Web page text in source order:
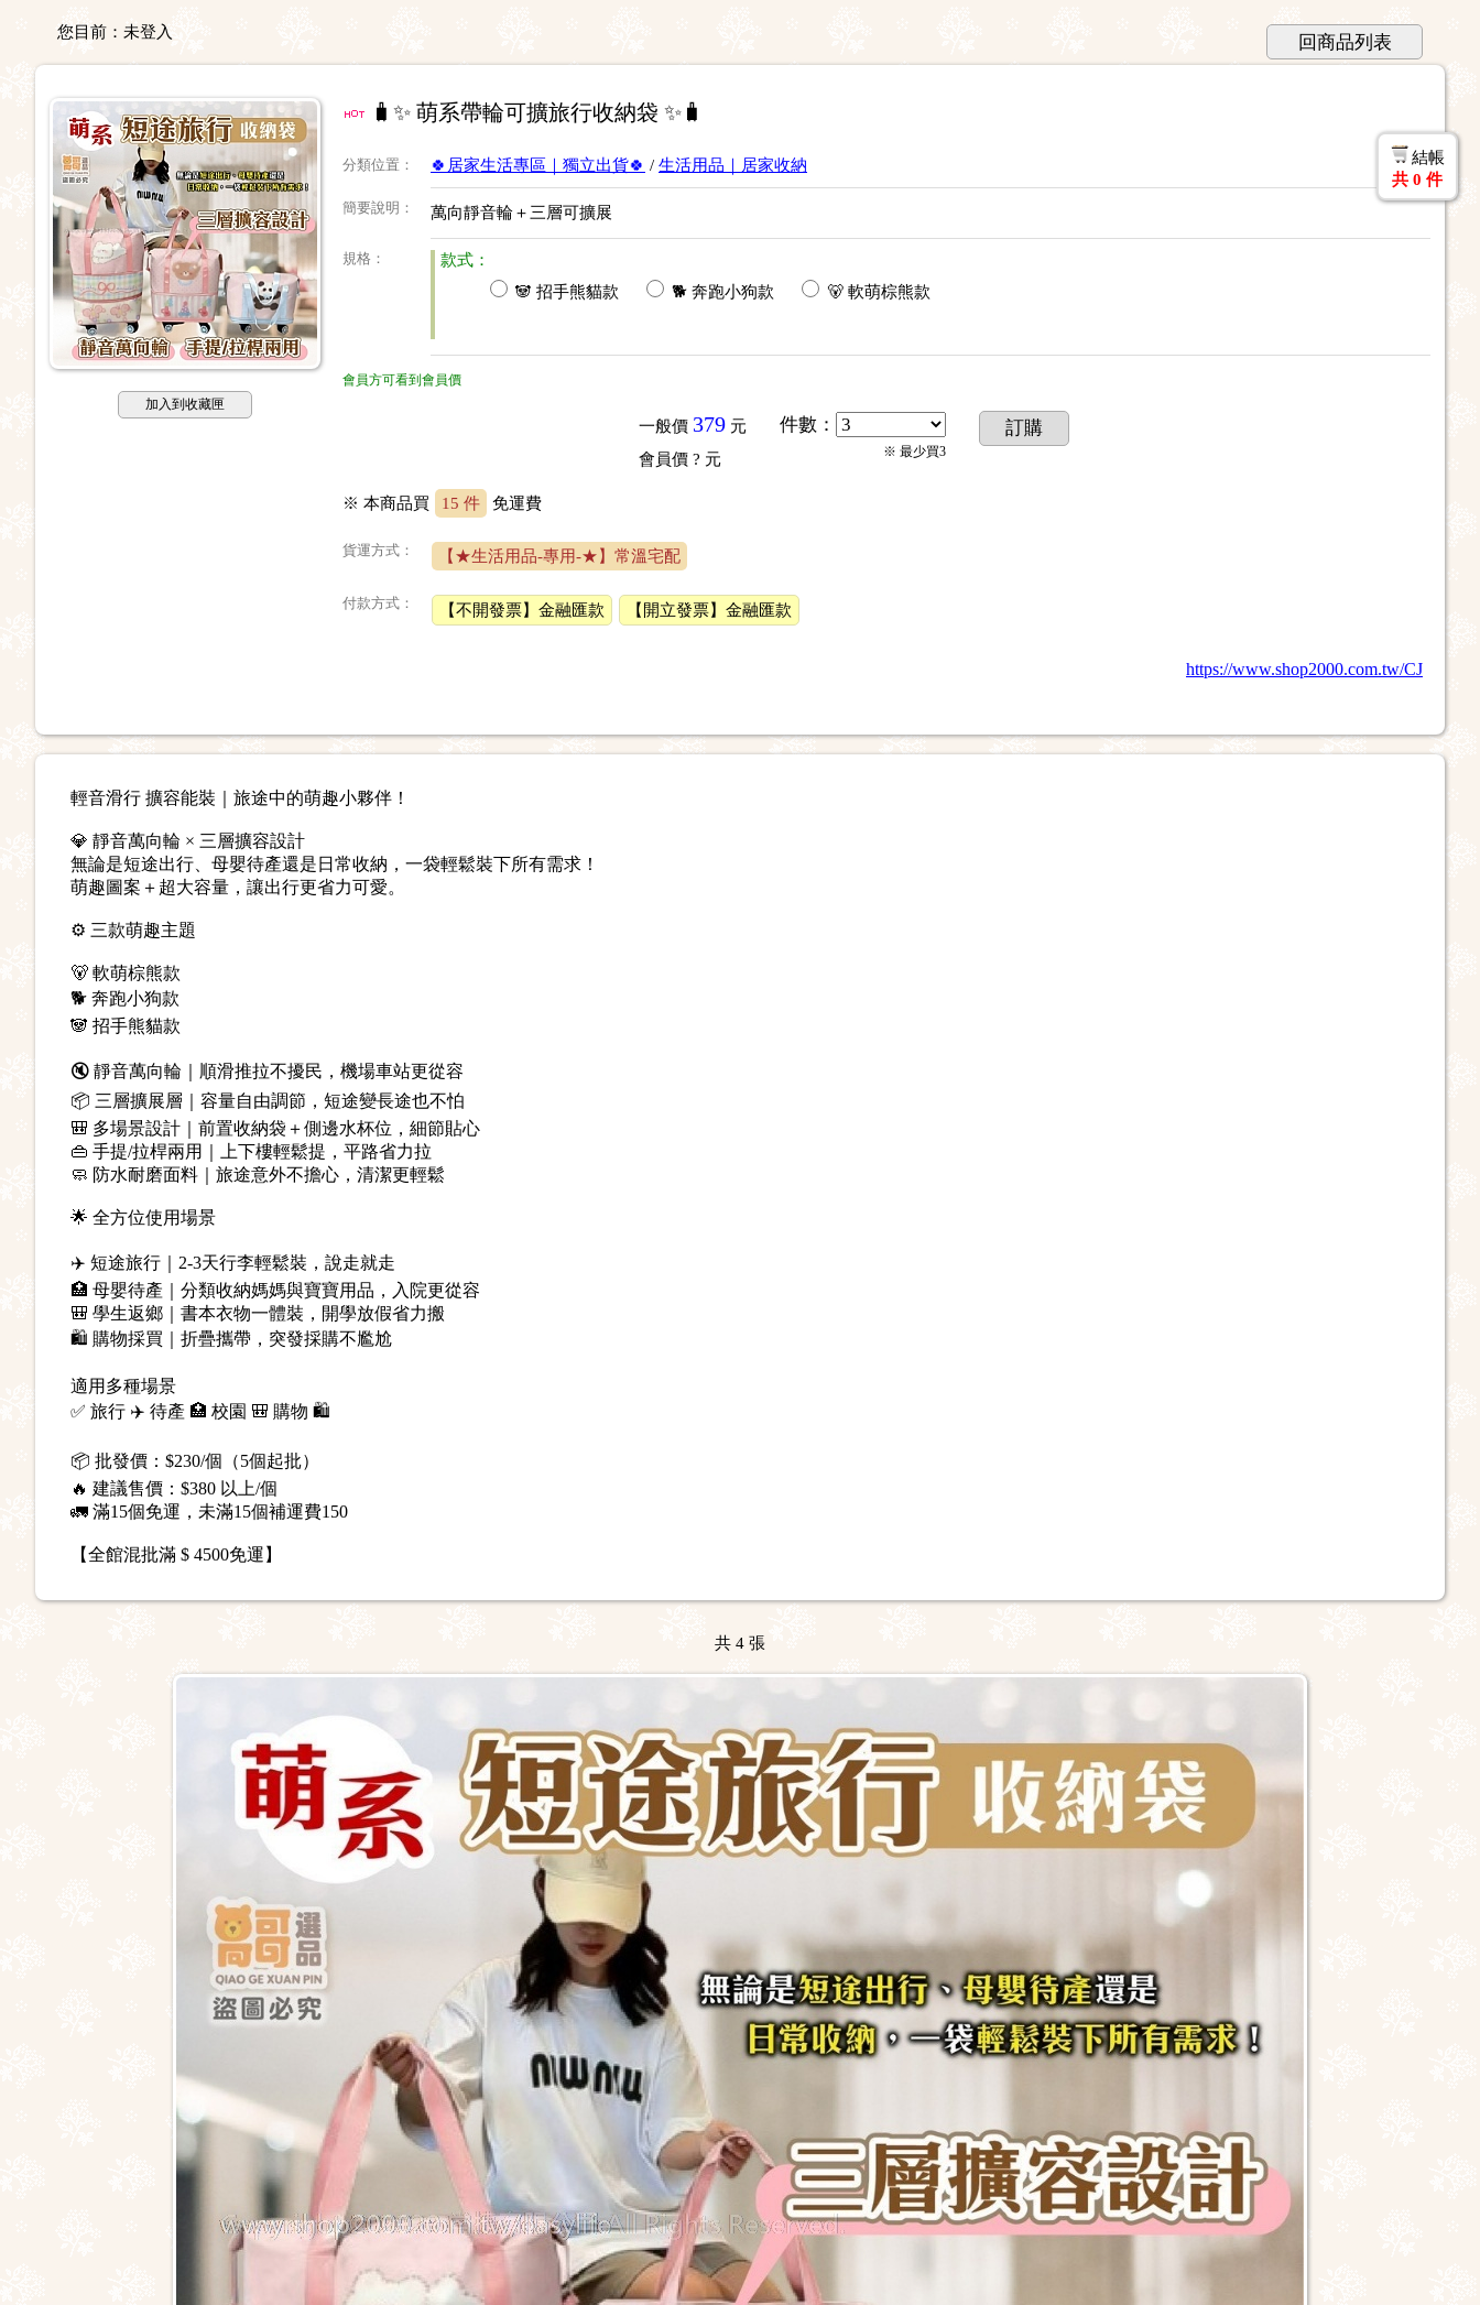
您目前： 未登入 回商品列表
加入到收藏匣
🧳✨ 萌系帶輪可擴旅行收納袋 ✨🧳
分類位置 ： 🍀居家生活專區｜獨立出貨🍀 / 生活用品｜居家收納
簡要說明 ： 萬向靜音輪＋三層可擴展
規格 ：
款式：
🐼 招手熊貓款
🐕 奔跑小狗款 🐻 軟萌棕熊款
會員方可看到會員價
一般價 379元
會員價? 元
件數 ：
※ 最少買3
訂購
※ 本商品買 15 件 免運費
貨運方式： 【★生活用品-專用-★】常溫宅配
付款方式： 【不開發票】金融匯款 【開立發票】金融匯款
https://www.shop2000.com.tw/CJ
結帳
共 0 件
輕音滑行 擴容能裝｜旅途中的萌趣小夥伴！
💎 靜音萬向輪 × 三層擴容設計
無論是短途出行、母嬰待產還是日常收納，一袋輕鬆裝下所有需求！
萌趣圖案＋超大容量，讓出行更省力可愛。
⚙️ 三款萌趣主題
🐻 軟萌棕熊款
🐕 奔跑小狗款
🐼 招手熊貓款
🔇 靜音萬向輪｜順滑推拉不擾民，機場車站更從容
📦 三層擴展層｜容量自由調節，短途變長途也不怕
🎒 多場景設計｜前置收納袋＋側邊水杯位，細節貼心
👜 手提/拉桿兩用｜上下樓輕鬆提，平路省力拉
🧼 防水耐磨面料｜旅途意外不擔心，清潔更輕鬆
🌟 全方位使用場景
✈️ 短途旅行｜2-3天行李輕鬆裝，說走就走
🏥 母嬰待產｜分類收納媽媽與寶寶用品，入院更從容
🎒 學生返鄉｜書本衣物一體裝，開學放假省力搬
🛍️ 購物採買｜折疊攜帶，突發採購不尷尬
適用多種場景
✅ 旅行 ✈️ 待產 🏥 校園 🎒 購物 🛍️
📦 批發價：$230/個（5個起批）
🔥 建議售價：$380 以上/個
🚛 滿15個免運，未滿15個補運費150
【全館混批滿 $ 4500免運】
共 4 張